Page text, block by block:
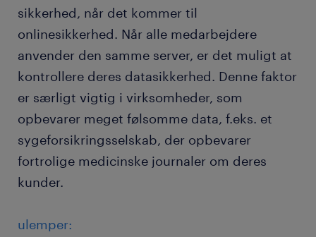
sikkerhed, når det kommer til
onlinesikkerhed. Når alle medarbejdere
anvender den samme server, er det muligt at
kontrollere deres datasikkerhed. Denne faktor
er særligt vigtig i virksomheder, som
opbevarer meget følsomme data, f.eks. et
sygeforsikringsselskab, der opbevarer
fortrolige medicinske journaler om deres
kunder.
ulemper: